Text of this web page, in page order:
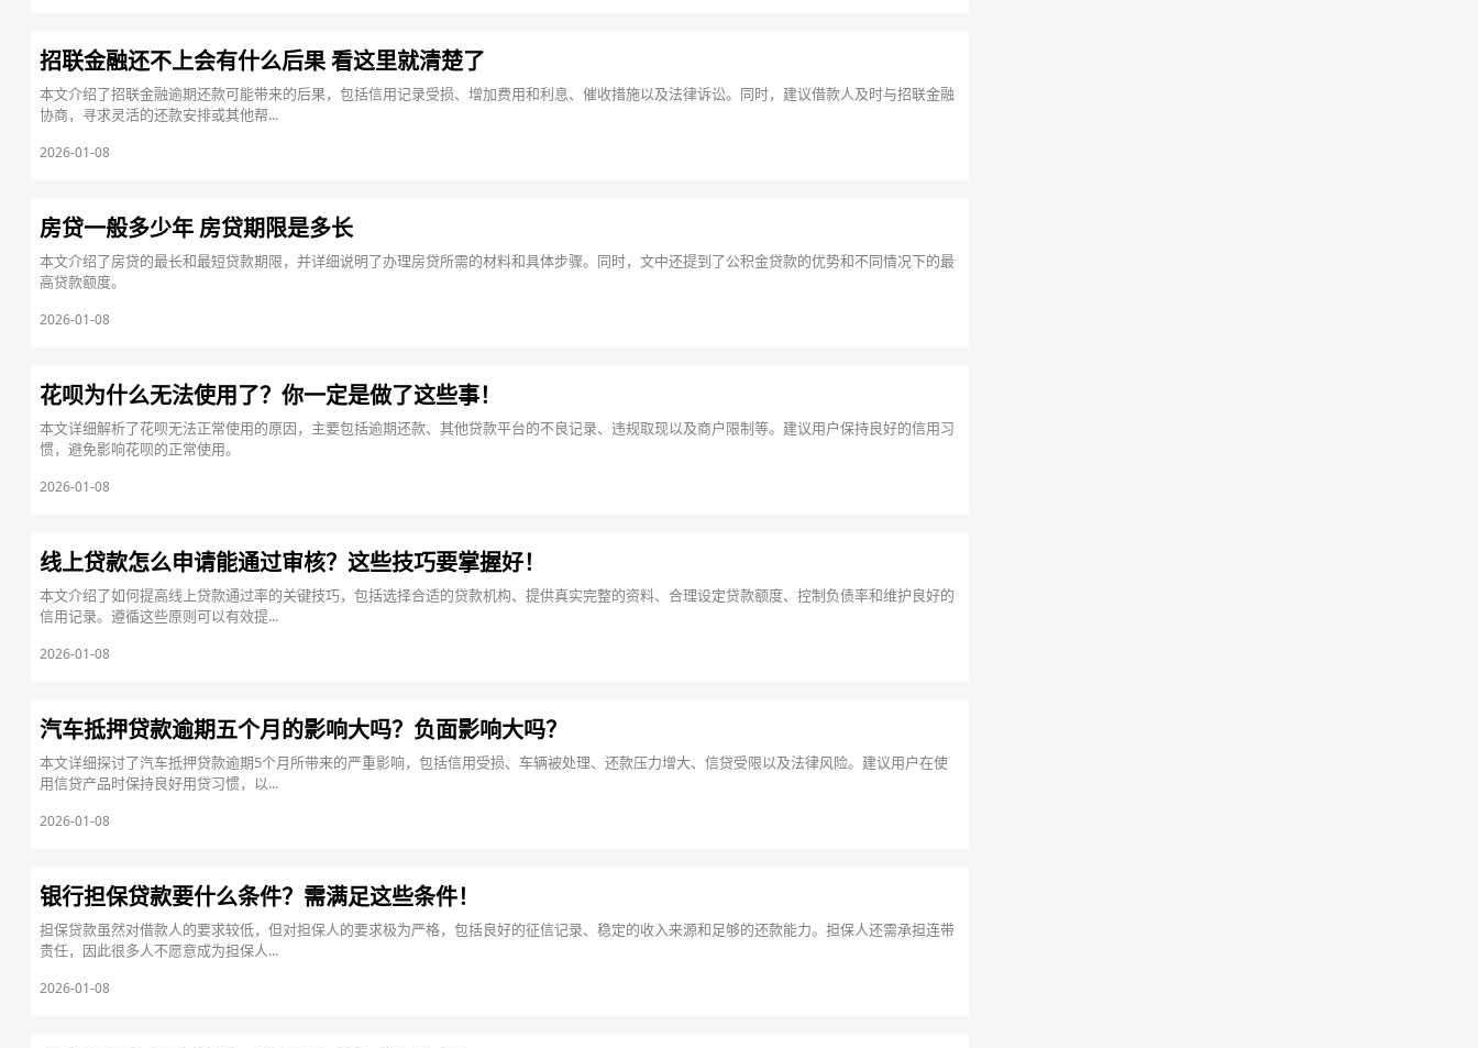
招联金融还不上会有什么后果 看这里就清楚了
本文介绍了招联金融逾期还款可能带来的后果，包括信用记录受损、增加费用和利息、催收措施以及法律诉讼。同时，建议借款人及时与招联金融
协商，寻求灵活的还款安排或其他帮...
2026-01-08
房贷一般多少年 房贷期限是多长
本文介绍了房贷的最长和最短贷款期限，并详细说明了办理房贷所需的材料和具体步骤。同时，文中还提到了公积金贷款的优势和不同情况下的最
高贷款额度。
2026-01-08
花呗为什么无法使用了？你一定是做了这些事！
本文详细解析了花呗无法正常使用的原因，主要包括逾期还款、其他贷款平台的不良记录、违规取现以及商户限制等。建议用户保持良好的信用习
惯，避免影响花呗的正常使用。
2026-01-08
线上贷款怎么申请能通过审核？这些技巧要掌握好！
本文介绍了如何提高线上贷款通过率的关键技巧，包括选择合适的贷款机构、提供真实完整的资料、合理设定贷款额度、控制负债率和维护良好的
信用记录。遵循这些原则可以有效提...
2026-01-08
汽车抵押贷款逾期五个月的影响大吗？负面影响大吗？
本文详细探讨了汽车抵押贷款逾期5个月所带来的严重影响，包括信用受损、车辆被处理、还款压力增大、信贷受限以及法律风险。建议用户在使
用信贷产品时保持良好用贷习惯，以...
2026-01-08
银行担保贷款要什么条件？需满足这些条件！
担保贷款虽然对借款人的要求较低，但对担保人的要求极为严格，包括良好的征信记录、稳定的收入来源和足够的还款能力。担保人还需承担连带
责任，因此很多人不愿意成为担保人...
2026-01-08